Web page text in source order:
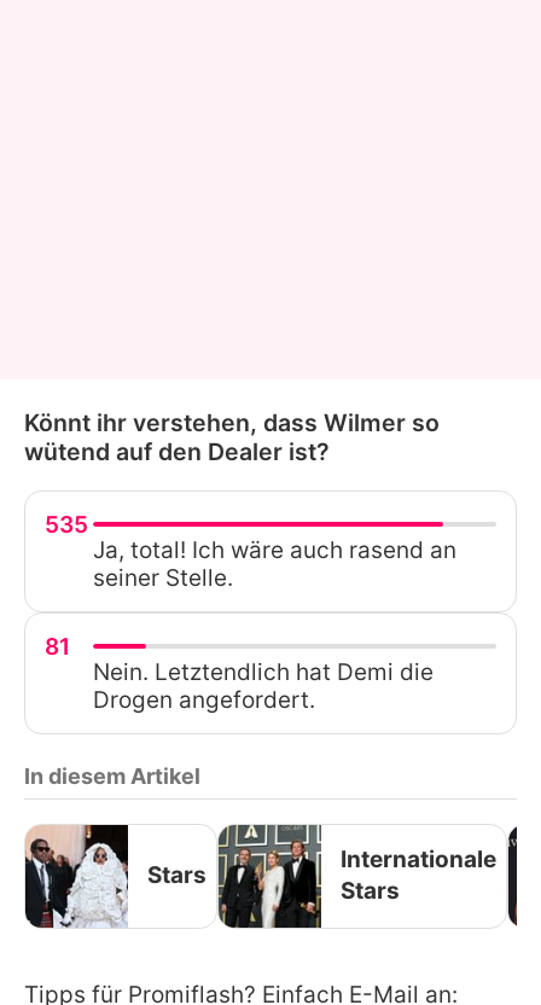
Könnt ihr verstehen, dass Wilmer so
wütend auf den Dealer ist?
535
Ja, total! Ich wäre auch rasend an
seiner Stelle.
81
Nein. Letztendlich hat Demi die
Drogen angefordert.
In diesem Artikel
Stars
Internationale
Stars
Tipps für Promiflash? Einfach E-Mail an: